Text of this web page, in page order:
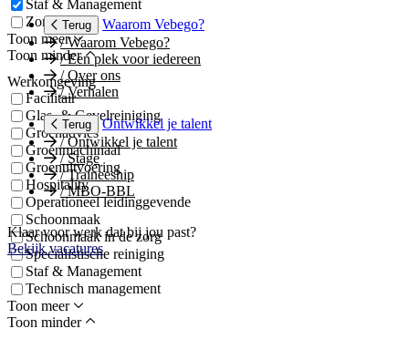
Terug
Waarom Vebego?
/Waarom Vebego?
/Een plek voor iedereen
/Over ons
/Verhalen
Terug
Ontwikkel je talent
/Ontwikkel je talent
/Stage
/Traineeship
/MBO-BBL
Klaar voor werk dat bij jou past?
Bekijk vacatures
Staf & Management
Zorg
Toon meer
Toon minder
Werkomgeving
Facilitair
Glas- & Gevelreiniging
Groenadvies
Groenmachinaal
Groenuitvoering
Hospitality
Operationeel leidinggevende
Schoonmaak
Schoonmaak in de zorg
Specialistische reiniging
Staf & Management
Technisch management
Toon meer
Toon minder